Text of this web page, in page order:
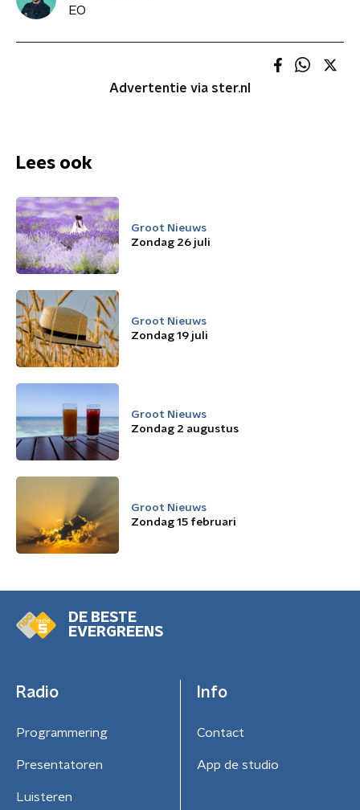
EO
Advertentie via ster.nl
Lees ook
Groot Nieuws
Zondag 26 juli
Groot Nieuws
Zondag 19 juli
Groot Nieuws
Zondag 2 augustus
Groot Nieuws
Zondag 15 februari
DE BESTE
EVERGREENS
Radio
Programmering
Presentatoren
Luisteren
Info
Contact
App de studio